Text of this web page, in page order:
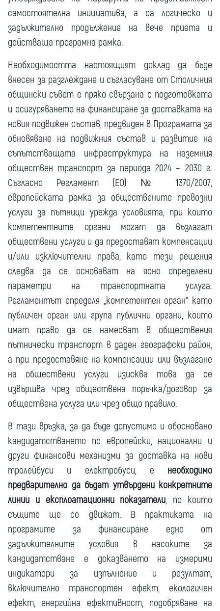
самостоятелна инициатива, а са логическо и
задължително продължение на вече приета и
действаща програмна рамка.
Необходимостта настоящият доклад да бъде
внесен за разглеждане и съгласуване от Столичния
общински съвет е пряко свързана с подготовката
и осигуряването на финансиране за доставката на
новия подвижен състав, предвиден в Програмата за
обновяване на подвижния състав и развитие на
съпътстващата инфраструктура на наземния
обществен транспорт за периода 2024 – 2030 г.
Съгласно Регламент (ЕО) № 1370/2007,
европейската рамка за обществените превозни
услуги за пътници урежда условията, при които
компетентните органи могат да възлагат
обществени услуги и да предоставят компенсации
и/или изключителни права, като тези решения
следва да се основават на ясно определени
параметри на транспортната услуга.
Регламентът определя „компетентен орган“ като
публичен орган или група публични органи, които
имат право да се намесват в обществения
пътнически транспорт в даден географски район,
а при предоставяне на компенсации или възлагане
на обществени услуги изисква това да се
извършва чрез обществена поръчка/договор за
обществена услуга или чрез общо правило.
В тази връзка, за да бъде допустимо и обосновано
кандидатстването по европейски, национални и
други финансови механизми за доставка на нови
тролейбуси и електробуси, е необходимо
предварително да бъдат утвърдени конкретните
линии и експлоатационни показатели, по които
същите ще се движат. В практиката на
програмите за финансиране едно от
задължителните условия в насоките за
кандидатстване е доказването на измерими
индикатори за изпълнение и резултат,
включително транспортен ефект, екологичен
ефект, енергийна ефективност, подобряване на